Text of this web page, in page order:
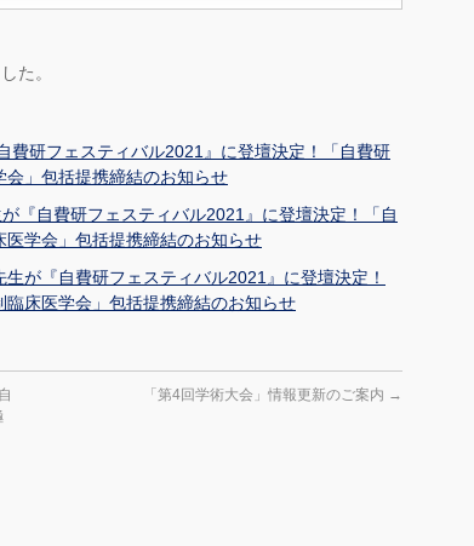
た。
費研フェスティバル2021』に登壇決定！「自費研
」包括提携締結のお知らせ
『自費研フェスティバル2021』に登壇決定！「自
学会」包括提携締結のお知らせ
が『自費研フェスティバル2021』に登壇決定！
臨床医学会」包括提携締結のお知らせ
「第4回学術大会」情報更新のご案内 →